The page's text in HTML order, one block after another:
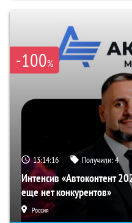
-100%
13:14:15 Получили:4
Интенсив «Автоконтент
еще нет конкурентов»
Россия